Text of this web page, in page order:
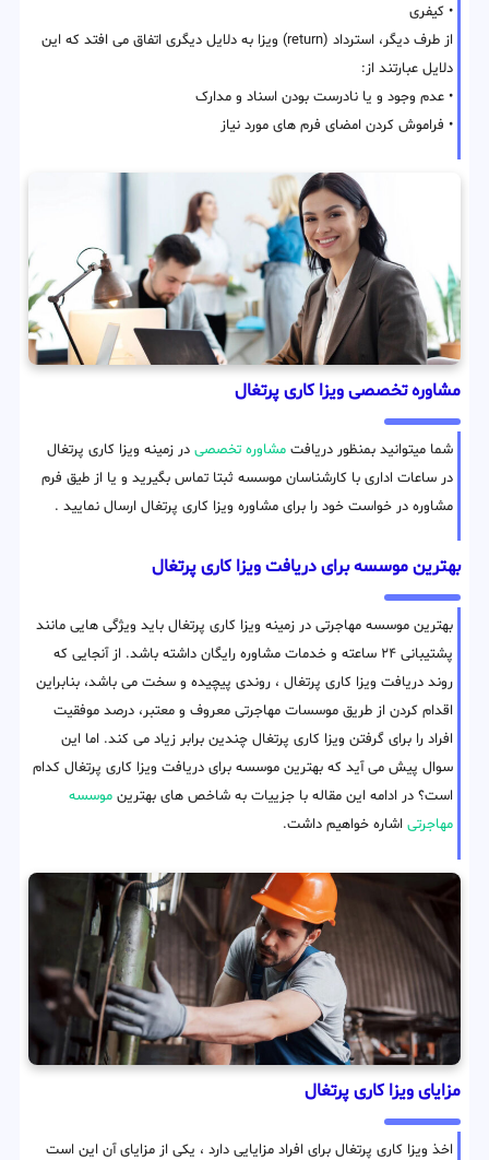
• کیفری
از طرف دیگر، استرداد (return) ویزا به دلایل دیگری اتفاق می افتد که این
دلایل عبارتند از:
• عدم وجود و یا نادرست بودن اسناد و مدارک
• فراموش کردن امضای فرم های مورد نیاز
مشاوره تخصصی ویزا کاری پرتغال
شما میتوانید بمنظور دریافت مشاوره تخصصی در زمینه ویزا کاری پرتغال
در ساعات اداری با کارشناسان موسسه ثبتا تماس بگیرید و یا از طیق فرم
مشاوره در خواست خود را برای مشاوره ویزا کاری پرتغال ارسال نمایید .
بهترین موسسه برای دریافت ویزا کاری پرتغال
بهترین موسسه مهاجرتی در زمینه ویزا کاری پرتغال باید ویژگی هایی مانند
پشتیبانی ۲۴ ساعته و خدمات مشاوره رایگان داشته باشد. از آنجایی که
روند دریافت ویزا کاری پرتغال ، روندی پیچیده و سخت می باشد، بنابراین
اقدام کردن از طریق موسسات مهاجرتی معروف و معتبر، درصد موفقیت
افراد را برای گرفتن ویزا کاری پرتغال چندین برابر زیاد می کند. اما این
سوال پیش می آید که بهترین موسسه برای دریافت ویزا کاری پرتغال کدام
است؟ در ادامه این مقاله با جزییات به شاخص های بهترین موسسه
مهاجرتی اشاره خواهیم داشت.
مزایای ویزا کاری پرتغال
اخذ ویزا کاری پرتغال برای افراد مزایایی دارد ، یکی از مزایای آن این است